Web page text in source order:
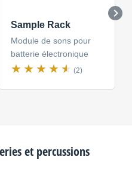
Sample Rack
Module de sons pour
batterie électronique
(2)
et percussions